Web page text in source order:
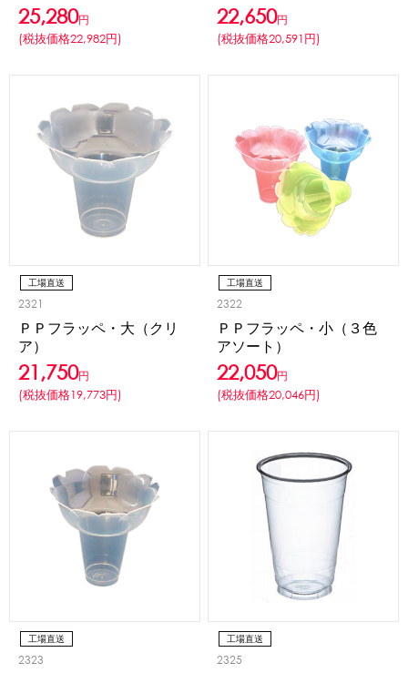
25,280円
(税抜価格22,982円)
22,650円
(税抜価格20,591円)
工場直送
2321
ＰＰフラッペ・大（クリ
ア）
21,750円
(税抜価格19,773円)
工場直送
2322
ＰＰフラッペ・小（３色
アソート）
22,050円
(税抜価格20,046円)
工場直送
2323
工場直送
2325